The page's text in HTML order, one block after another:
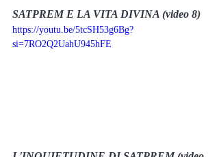
SATPREM E LA VITA DIVINA (video 8)
https://youtu.be/5tcSH53g6Bg?
si=7RO2Q2UahU945hFE